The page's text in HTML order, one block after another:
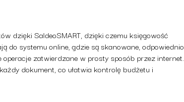
dzięki SaldeoSMART, dzięki czemu księgowość
do systemu online, gdzie są skanowane, odpowiednio
zatwierdzane w prosty sposób przez internet.
dokument, co ułatwia kontrolę budżetu i